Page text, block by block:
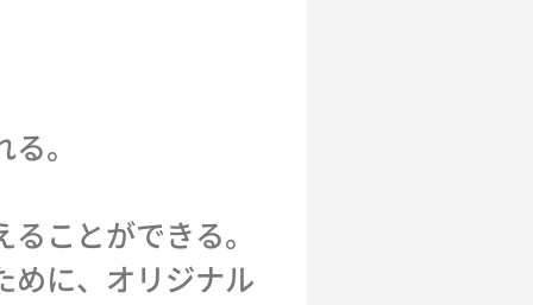
。
ことができる。
めに、オリジナル